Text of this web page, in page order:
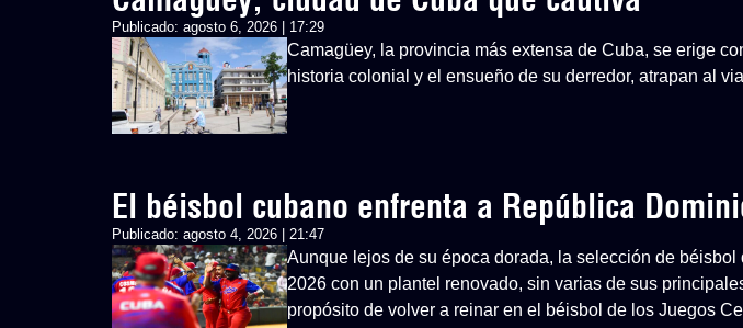
Publicado: agosto 6, 2026 | 17:29
Camagüey, la provincia más extensa de Cuba, se erige
historia colonial y el ensueño de su derredor, atrapan al
El béisbol cubano enfrenta a República
Publicado: agosto 4, 2026 | 21:47
Aunque lejos de su época dorada, la selección de
2026 con un plantel renovado, sin varias de sus
propósito de volver a reinar en el béisbol de los Juegos